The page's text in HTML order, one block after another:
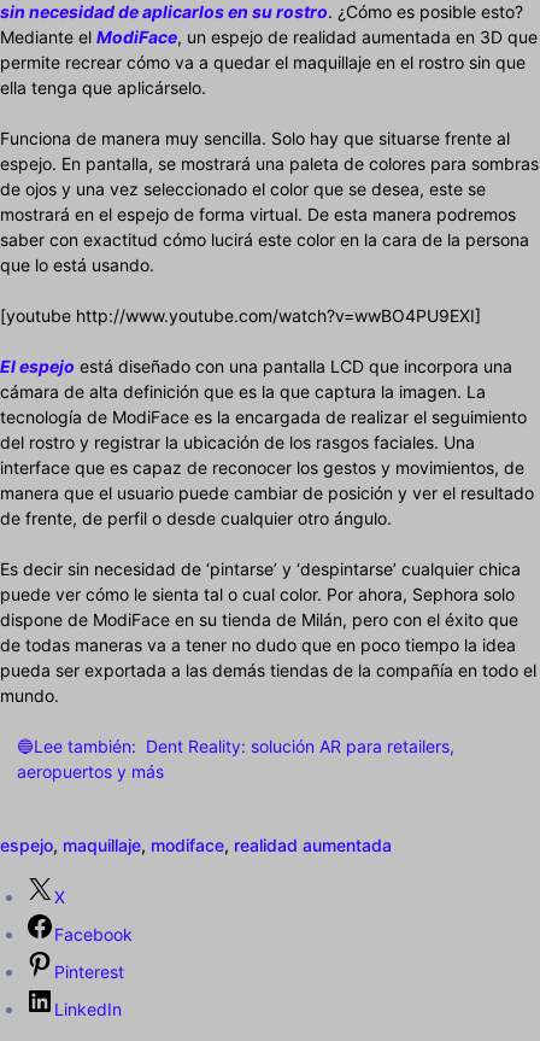
sin necesidad de aplicarlos en su rostro. ¿Cómo es posible esto?
Mediante el ModiFace, un espejo de realidad aumentada en 3D que
permite recrear cómo va a quedar el maquillaje en el rostro sin que
ella tenga que aplicárselo.
Funciona de manera muy sencilla. Solo hay que situarse frente al
espejo. En pantalla, se mostrará una paleta de colores para sombras
de ojos y una vez seleccionado el color que se desea, este se
mostrará en el espejo de forma virtual. De esta manera podremos
saber con exactitud cómo lucirá este color en la cara de la persona
que lo está usando.
[youtube http://www.youtube.com/watch?v=wwBO4PU9EXI]
El espejo está diseñado con una pantalla LCD que incorpora una
cámara de alta definición que es la que captura la imagen. La
tecnología de ModiFace es la encargada de realizar el seguimiento
del rostro y registrar la ubicación de los rasgos faciales. Una
interface que es capaz de reconocer los gestos y movimientos, de
manera que el usuario puede cambiar de posición y ver el resultado
de frente, de perfil o desde cualquier otro ángulo.
Es decir sin necesidad de ‘pintarse’ y ‘despintarse’ cualquier chica
puede ver cómo le sienta tal o cual color. Por ahora, Sephora solo
dispone de ModiFace en su tienda de Milán, pero con el éxito que
de todas maneras va a tener no dudo que en poco tiempo la idea
pueda ser exportada a las demás tiendas de la compañía en todo el
mundo.
🔵Lee también: Dent Reality: solución AR para retailers,
aeropuertos y más
espejo, maquillaje, modiface, realidad aumentada
X
Facebook
Pinterest
LinkedIn